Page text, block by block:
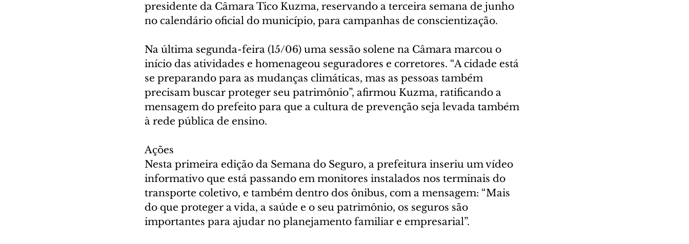
presidente da Câmara Tico Kuzma, reservando a terceira semana de junho
no calendário oficial do município, para campanhas de conscientização.
Na última segunda-feira (15/06) uma sessão solene na Câmara marcou o
início das atividades e homenageou seguradores e corretores. “A cidade está
se preparando para as mudanças climáticas, mas as pessoas também
precisam buscar proteger seu patrimônio”, afirmou Kuzma, ratificando a
mensagem do prefeito para que a cultura de prevenção seja levada também
à rede pública de ensino.
Ações
Nesta primeira edição da Semana do Seguro, a prefeitura inseriu um vídeo
informativo que está passando em monitores instalados nos terminais do
transporte coletivo, e também dentro dos ônibus, com a mensagem: “Mais
do que proteger a vida, a saúde e o seu patrimônio, os seguros são
importantes para ajudar no planejamento familiar e empresarial”.